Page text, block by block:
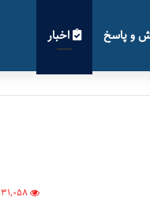
و پاسخ اخبار
31,058